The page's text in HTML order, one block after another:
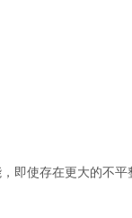
即使存在更大的不平